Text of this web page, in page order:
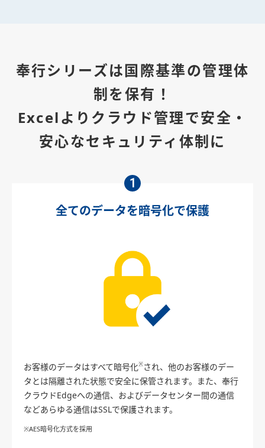
奉行シリーズは国際基準の管理体
制を保有！
Excelよりクラウド管理で安全・
安心なセキュリティ体制に
1
全てのデータを暗号化で保護
お客様のデータはすべて暗号化※ され、他のお客様のデー
タとは隔離された状態で安全に保管されます。また、奉行
クラウドEdgeへの通信、およびデータセンター間の通信
などあらゆる通信はSSLで保護されます。
※AES暗号化方式を採用